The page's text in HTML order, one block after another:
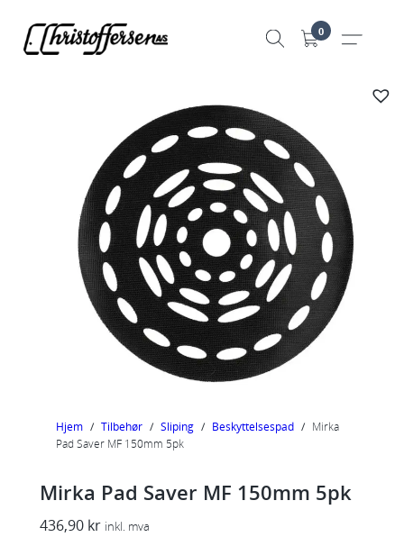
0
Hjem / Tilbehør / Sliping / Beskyttelsespad / Mirka
Pad Saver MF 150mm 5pk
Mirka Pad Saver MF 150mm 5pk
436,90 kr inkl. mva